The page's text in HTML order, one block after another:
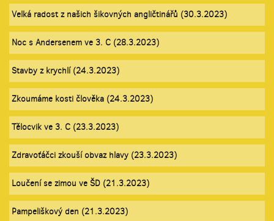
Velká radost z našich šikovných angličtinářů (30.3.2023)
Noc s Andersenem ve 3. C (28.3.2023)
Stavby z krychlí (24.3.2023)
Zkoumáme kosti člověka (24.3.2023)
Tělocvik ve 3. C (23.3.2023)
Zdravoťáčci zkouší obvaz hlavy (23.3.2023)
Loučení se zimou ve ŠD (21.3.2023)
Pampeliškový den (21.3.2023)